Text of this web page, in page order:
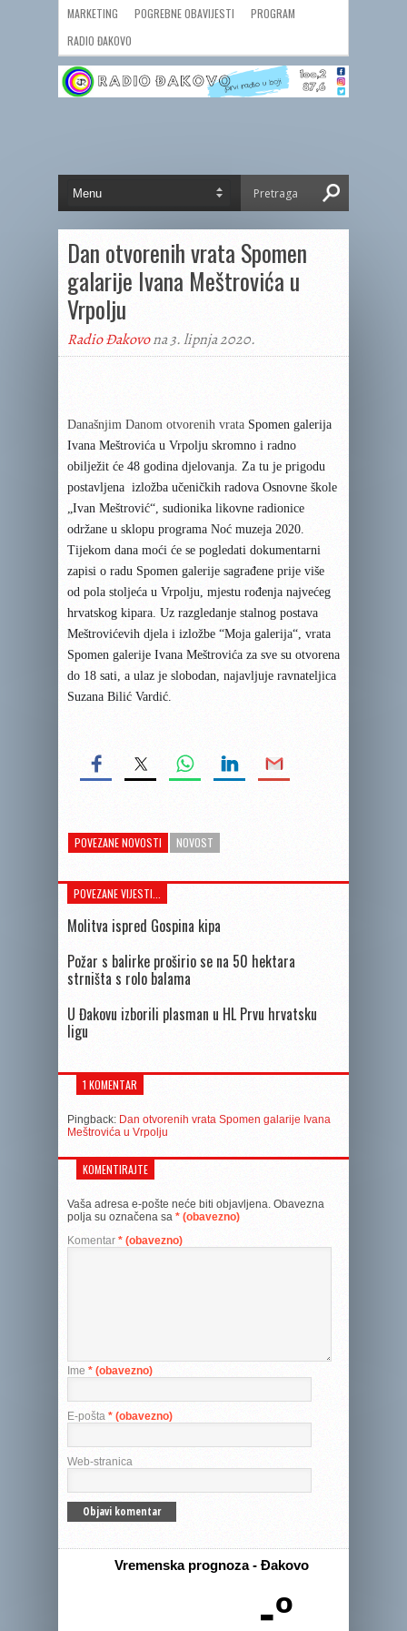
MARKETING POGREBNE OBAVIJESTI
PROGRAM
RADIO ĐAKOVO
Dan otvorenih vrata Spomen
galarije Ivana Meštrovića u
Vrpolju
Radio Đakovona 3. lipnja 2020.
Današnjim Danom otvorenih vrata Spomen galerija
Ivana Meštrovića u Vrpolju skromno i radno
obilježit će 48 godina djelovanja. Za tu je prigodu
postavljena izložba učeničkih radova Osnovne škole
„Ivan Meštrović“, sudionika likovne radionice
održane u sklopu programa Noć muzeja 2020.
Tijekom dana moći će se pogledati dokumentarni
zapisi o radu Spomen galerije sagrađene prije više
od pola stoljeća u Vrpolju, mjestu rođenja najvećeg
hrvatskog kipara. Uz razgledanje stalnog postava
Meštrovićevih djela i izložbe “Moja galerija“, vrata
Spomen galerije Ivana Meštrovića za sve su otvorena
do 18 sati, a ulaz je slobodan, najavljuje ravnateljica
Suzana Bilić Vardić.
POVEZANE NOVOSTI NOVOST
POVEZANE VIJESTI...
Molitva ispred Gospina kipa
Požar s balirke proširio se na 50 hektara
strništa s rolo balama
U Đakovu izborili plasman u HL Prvu hrvatsku
ligu
1 KOMENTAR
Pingback: Dan otvorenih vrata Spomen galarije Ivana
Meštrovića u Vrpolju
KOMENTIRAJTE
Vaša adresa e-pošte neće biti objavljena. Obavezna
polja su označena sa * (obavezno)
Komentar * (obavezno)
Ime * (obavezno)
E-pošta * (obavezno)
Web-stranica
Vremenska prognoza - Đakovo
-º